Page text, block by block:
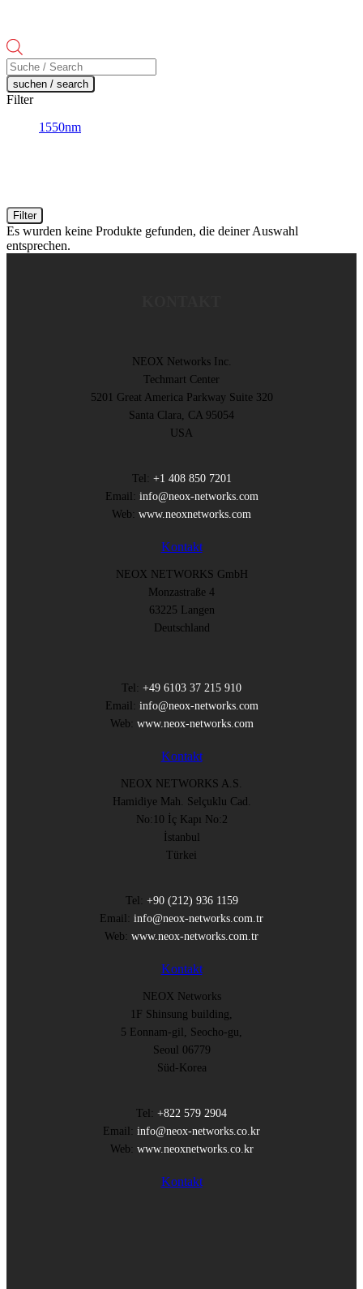
Products
search
suchen / search
Filter
1550nm
Filter
Es wurden keine Produkte gefunden, die deiner Auswahl
entsprechen.
NEOX Networks Inc.
Techmart Center
5201 Great America Parkway Suite 320
Santa Clara, CA 95054
USA
Tel: +1 408 850 7201
Email: info@neox-networks.com
Web: www.neoxnetworks.com
Kontakt
NEOX NETWORKS GmbH
Monzastraße 4
63225 Langen
Deutschland
Tel: +49 6103 37 215 910
Email: info@neox-networks.com
Web: www.neox-networks.com
Kontakt
NEOX NETWORKS A.S.
Hamidiye Mah. Selçuklu Cad.
No:10 İç Kapı No:2
İstanbul
Türkei
Tel: +90 (212) 936 1159
Email: info@neox-networks.com.tr
Web: www.neox-networks.com.tr
Kontakt
NEOX Networks
1F Shinsung building,
5 Eonnam-gil, Seocho-gu,
Seoul 06779
Süd-Korea
Tel: +822 579 2904
Email: info@neox-networks.co.kr
Web: www.neoxnetworks.co.kr
Kontakt